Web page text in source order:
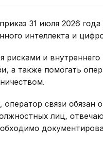
31 июля 2026
интеллекта и
рисками и
а также помогать
оператор связи обязан
лиц,